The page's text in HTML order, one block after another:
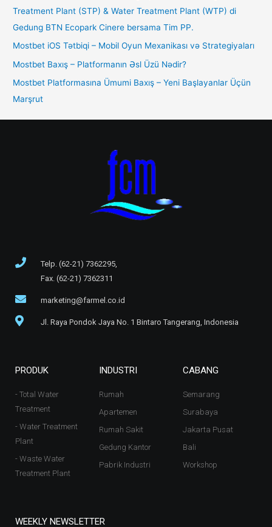
Treatment Plant (STP) & Water Treatment Plant (WTP) di
Gedung BTN Ecopark Cinere bersama Tim PP.
Mostbet iOS Tətbiqi – Mobil Oyun Mexanikası və Strategiyaları
Mostbet Baxış – Platformanın Əsl Üzü Nədir?
Mostbet Platformasına Ümumi Baxış – Yeni Başlayanlar Üçün
Marşrut
Telp. (62-21) 7362295,
Fax. (62-21) 7362311
marketing@farmel.co.id
Jl. Raya Pondok Jaya No. 1 Bintaro Tangerang, Indonesia
PRODUK
- Total Water
Treatment
- Water Treatment
Plant
- Waste Water
Treatment Plant
INDUSTRI
Rumah
Apartemen
Rumah Sakit
Gedung Kantor
Pabrik Industri
CABANG
Semarang
Surabaya
Jakarta Pusat
Bali
Workshop
WEEKLY NEWSLETTER